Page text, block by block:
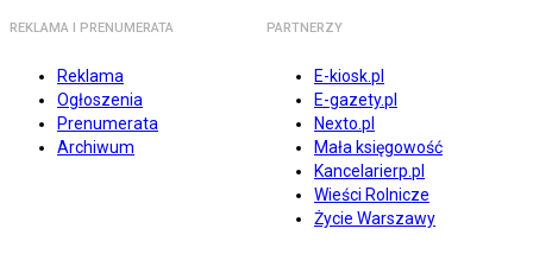
REKLAMA I PRENUMERATA
Reklama
Ogłoszenia
Prenumerata
Archiwum
PARTNERZY
E-kiosk.pl
E-gazety.pl
Nexto.pl
Mała księgowość
Kancelarierp.pl
Wieści Rolnicze
Życie Warszawy